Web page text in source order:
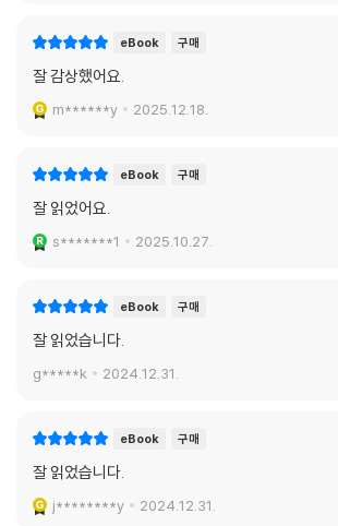
eBook 구매
잘 감상했어요.
m******y 2025.12.18.
eBook 구매
잘 읽었어요.
s*******1 2025.10.27.
eBook 구매
잘 읽었습니다.
g*****k 2024.12.31.
eBook 구매
잘 읽었습니다.
j********y 2024.12.31.